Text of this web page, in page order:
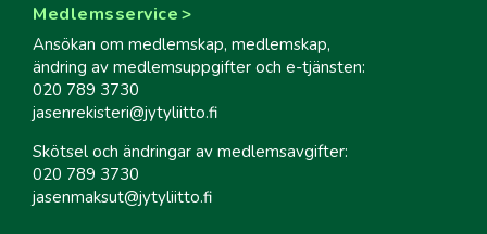
Medlemsservice
Ansökan om medlemskap, medlemskap,
ändring av medlemsuppgifter och e-tjänsten:
020 789 3730
jasenrekisteri@jytyliitto.fi
Skötsel och ändringar av medlemsavgifter:
020 789 3730
jasenmaksut@jytyliitto.fi